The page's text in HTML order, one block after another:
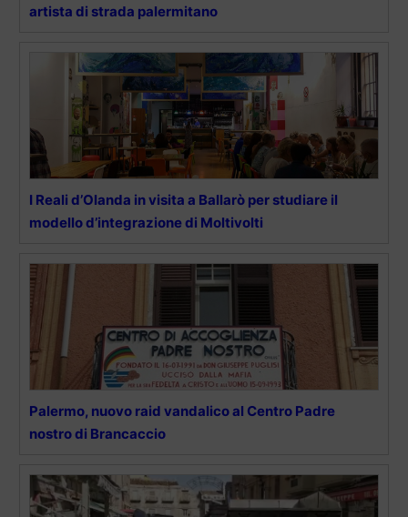
artista di strada palermitano
I Reali d’Olanda in visita a Ballarò per studiare il
modello d’integrazione di Moltivolti
Palermo, nuovo raid vandalico al Centro Padre
nostro di Brancaccio